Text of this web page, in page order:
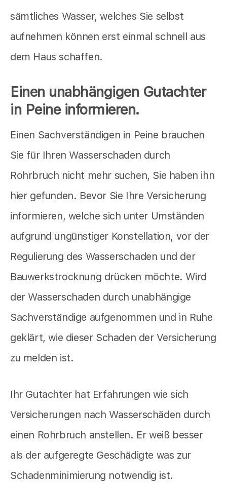
sämtliches Wasser, welches Sie selbst
aufnehmen können erst einmal schnell aus
dem Haus schaffen.
Einen unabhängigen Gutachter
in Peine informieren.
Einen Sachverständigen in Peine brauchen
Sie für Ihren Wasserschaden durch
Rohrbruch nicht mehr suchen, Sie haben ihn
hier gefunden. Bevor Sie Ihre Versicherung
informieren, welche sich unter Umständen
aufgrund ungünstiger Konstellation, vor der
Regulierung des Wasserschaden und der
Bauwerkstrocknung drücken möchte. Wird
der Wasserschaden durch unabhängige
Sachverständige aufgenommen und in Ruhe
geklärt, wie dieser Schaden der Versicherung
zu melden ist.
Ihr Gutachter hat Erfahrungen wie sich
Versicherungen nach Wasserschäden durch
einen Rohrbruch anstellen. Er weiß besser
als der aufgeregte Geschädigte was zur
Schadenminimierung notwendig ist.